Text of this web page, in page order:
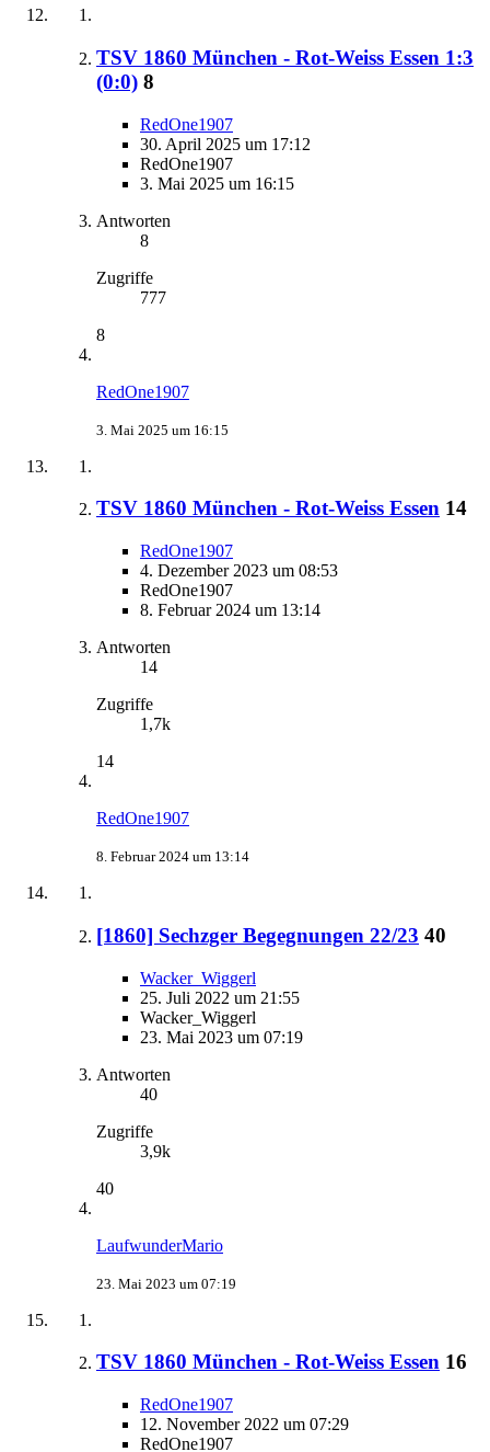
TSV 1860 München - Rot-Weiss Essen 1:3
(0:0) 8
RedOne1907
30. April 2025 um 17:12
RedOne1907
3. Mai 2025 um 16:15
Antworten
8
Zugriffe
777
8
RedOne1907
3. Mai 2025 um 16:15
TSV 1860 München - Rot-Weiss Essen 14
RedOne1907
4. Dezember 2023 um 08:53
RedOne1907
8. Februar 2024 um 13:14
Antworten
14
Zugriffe
1,7k
14
RedOne1907
8. Februar 2024 um 13:14
[1860] Sechzger Begegnungen 22/23 40
Wacker_Wiggerl
25. Juli 2022 um 21:55
Wacker_Wiggerl
23. Mai 2023 um 07:19
Antworten
40
Zugriffe
3,9k
40
LaufwunderMario
23. Mai 2023 um 07:19
TSV 1860 München - Rot-Weiss Essen 16
RedOne1907
12. November 2022 um 07:29
RedOne1907